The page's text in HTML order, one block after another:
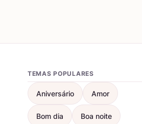
TEMAS POPULARES
Aniversário Amor
Bom dia Boa noite